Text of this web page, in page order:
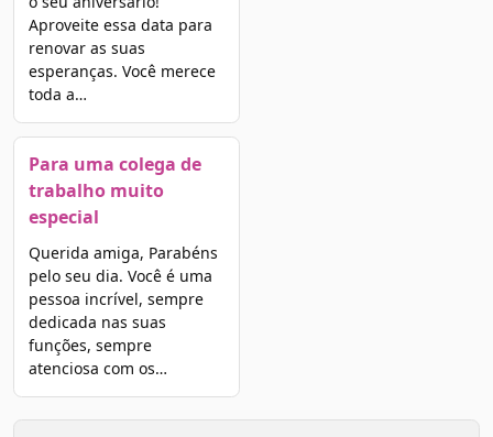
Aproveite essa data para
renovar as suas
esperanças. Você merece
toda a…
Para uma colega de
trabalho muito
especial
Querida amiga, Parabéns
pelo seu dia. Você é uma
pessoa incrível, sempre
dedicada nas suas
funções, sempre
atenciosa com os…